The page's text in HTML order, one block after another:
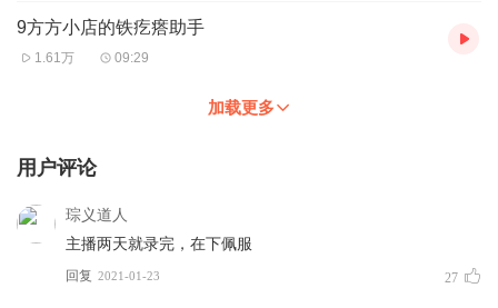
9方方小店的铁疙瘩助手
1.61万 09:29
加载更多
用户评论
琮义道人
主播两天就录完，在下佩服
回复 2021-01-23 27